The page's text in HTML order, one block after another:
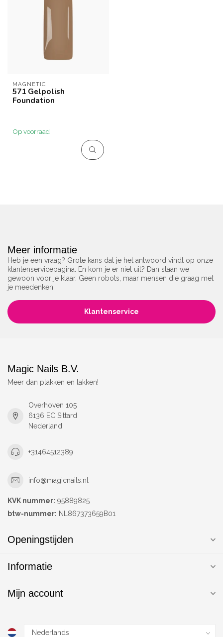
MAGNETIC
571 Gelpolish
Foundation
Op voorraad
Meer informatie
Heb je een vraag? Grote kans dat je het antwoord vindt op onze
klantenservicepagina. En kom je er niet uit? Dan staan we
gewoon voor je klaar. Geen robots, maar mensen die graag met
je meedenken.
Klantenservice
Magic Nails B.V.
Meer dan plakken en lakken!
Overhoven 105
6136 EC Sittard
Nederland
+31464512389
info@magicnails.nl
KVK nummer: 95889825
btw-nummer: NL867373659B01
Openingstijden
Informatie
Mijn account